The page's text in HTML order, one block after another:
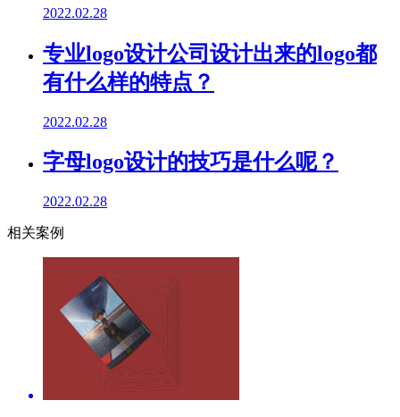
2022.02.28
专业logo设计公司设计出来的logo都
有什么样的特点？
2022.02.28
字母logo设计的技巧是什么呢？
2022.02.28
相关案例